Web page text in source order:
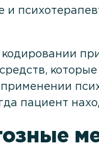
и
пациент